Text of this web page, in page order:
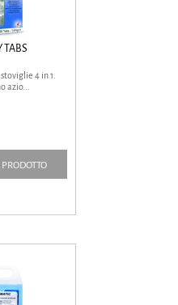
TABS
4 in 1.
azio...